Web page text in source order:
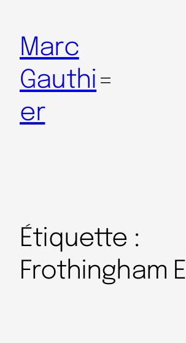
Marc
Gauthi
er
Étiquette :
Frothingham